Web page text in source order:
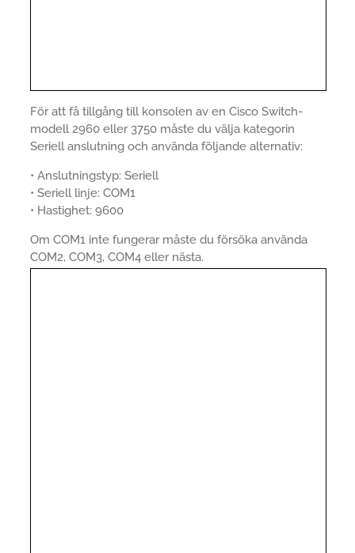
För att få tillgång till konsolen av en Cisco Switch-
modell 2960 eller 3750 måste du välja kategorin
Seriell anslutning och använda följande alternativ:
• Anslutningstyp: Seriell
• Seriell linje: COM1
• Hastighet: 9600
Om COM1 inte fungerar måste du försöka använda
COM2, COM3, COM4 eller nästa.